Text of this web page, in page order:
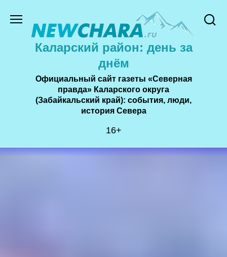
содержанию
Каларский район: день за
днём
Официальный сайт газеты «Северная
правда» Каларского округа
(Забайкальский край): события, люди,
история Cевера
16+